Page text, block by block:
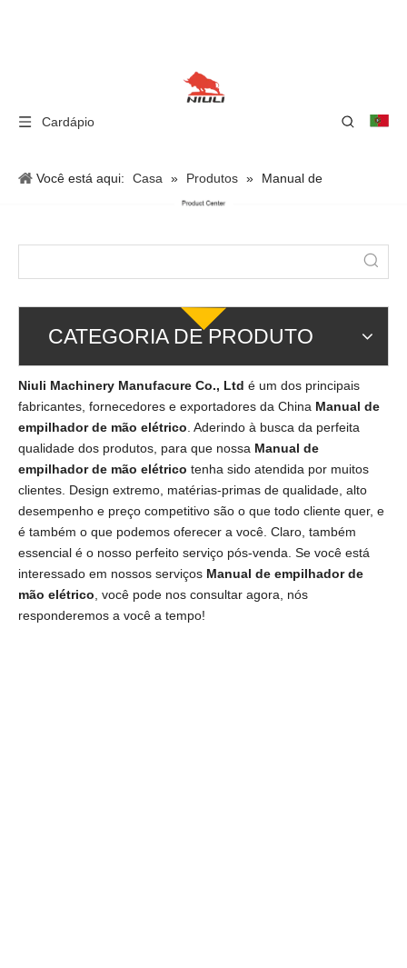
Cardápio
Você está aqui: Casa » Produtos »
Manual de
CATEGORIA DE PRODUTO
Niuli Machinery Manufacure Co., Ltd é um dos principais
fabricantes, fornecedores e exportadores da China Manual de
empilhador de mão elétrico . Aderindo à busca da perfeita
qualidade dos produtos, para que nossa Manual de
empilhador de mão elétrico tenha sido atendida por muitos
clientes. Design extremo, matérias-primas de qualidade, alto
desempenho e preço competitivo são o que todo cliente quer, e
é também o que podemos oferecer a você. Claro, também
essencial é o nosso perfeito serviço pós-venda. Se você está
interessado em nossos serviços Manual de empilhador de
mão elétrico , você pode nos consultar agora, nós
responderemos a você a tempo!